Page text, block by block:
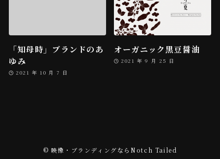
「知母時」ブランドのあ
ゆみ
2021 年 10 月 7 日
オーガニック黒豆醤油
2021 年 9 月 25 日
© 映像・ブランディングならNotch Tailed